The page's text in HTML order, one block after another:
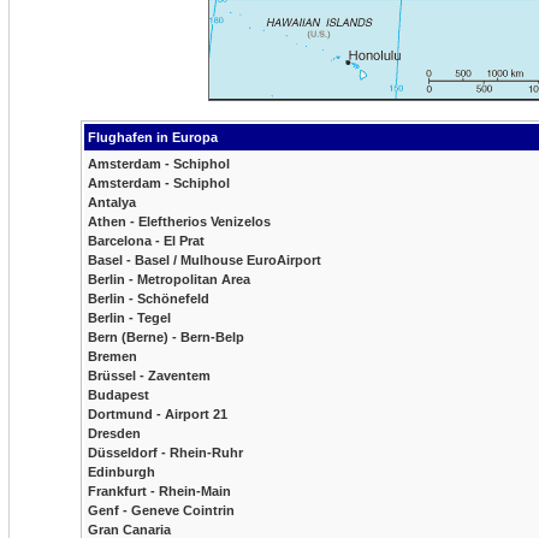
Flughafen in Europa
Amsterdam - Schiphol
Amsterdam - Schiphol
Antalya
Athen - Eleftherios Venizelos
Barcelona - El Prat
Basel - Basel / Mulhouse EuroAirport
Berlin - Metropolitan Area
Berlin - Schönefeld
Berlin - Tegel
Bern (Berne) - Bern-Belp
Bremen
Brüssel - Zaventem
Budapest
Dortmund - Airport 21
Dresden
Düsseldorf - Rhein-Ruhr
Edinburgh
Frankfurt - Rhein-Main
Genf - Geneve Cointrin
Gran Canaria